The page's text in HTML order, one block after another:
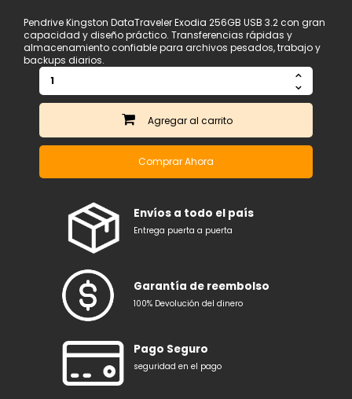
Pendrive Kingston DataTraveler Exodia 256GB USB 3.2 con gran
capacidad y diseño práctico. Transferencias rápidas y
almacenamiento confiable para archivos pesados, trabajo y
backups diarios.
Agregar
Comprar Ahora
Envíos a todo el país
Entrega puerta a puerta
Garantía de reembolso
100% Devolución del dinero
Pago Seguro
seguridad en el pago